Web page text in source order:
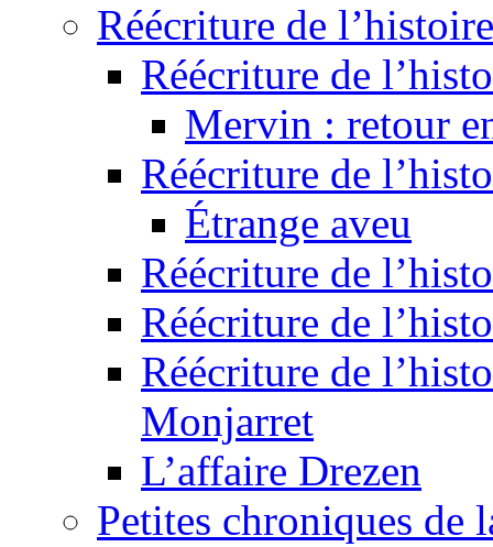
Réécriture de
Réécriture de
Mervin : retour
Réécriture de
Étrange aveu
Réécriture de
Réécriture de
Réécriture de
Monjarret
L’affaire Drezen
Petites chroniques de